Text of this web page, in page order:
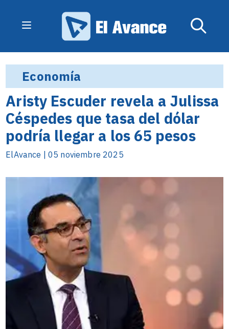
Economía
Aristy Escuder revela a Julissa
Céspedes que tasa del dólar
podría llegar a los 65 pesos
ElAvance | 05 noviembre 2025